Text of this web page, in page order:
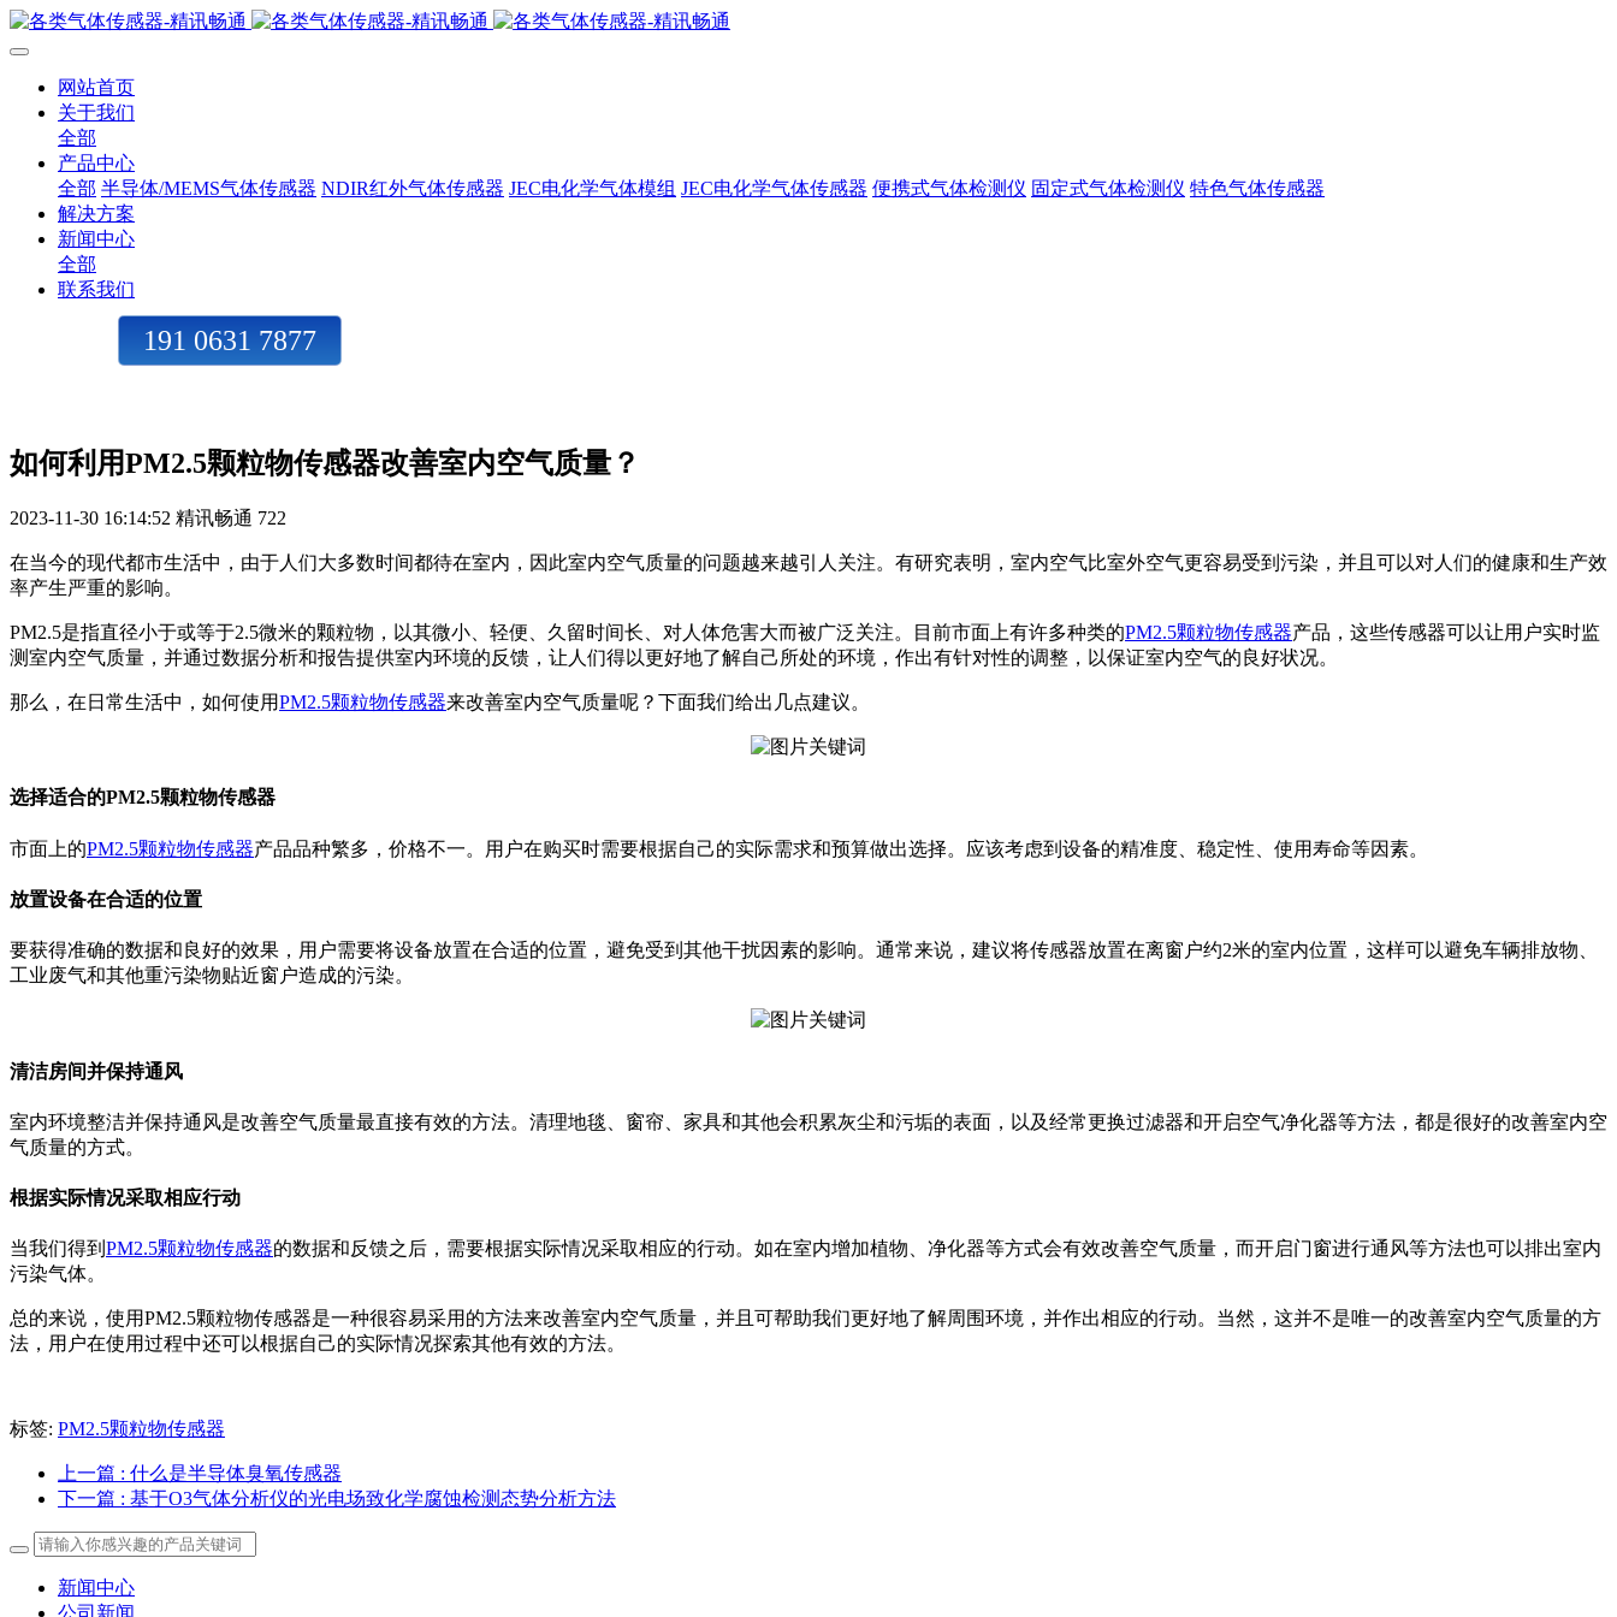
网站首页
关于我们
全部
产品中心
全部 半导体/MEMS气体传感器 NDIR红外气体传感器 JEC电化学气体模组 JEC电化学气体传感器 便携式气体检测仪 固定式气体检测仪 特色气体传感器
解决方案
新闻中心
全部
联系我们
191 0631 7877
如何利用PM2.5颗粒物传感器改善室内空气质量？
2023-11-30 16:14:52 精讯畅通 722
在当今的现代都市生活中，由于人们大多数时间都待在室内，因此室内空气质量的问题越来越引人关注。有研究表明，室内空气比室外空气更容易受到污染，并且可以对人们的健康和生产效
率产生严重的影响。
PM2.5是指直径小于或等于2.5微米的颗粒物，以其微小、轻便、久留时间长、对人体危害大而被广泛关注。目前市面上有许多种类的PM2.5颗粒物传感器产品，这些传感器可以让用户实时监
测室内空气质量，并通过数据分析和报告提供室内环境的反馈，让人们得以更好地了解自己所处的环境，作出有针对性的调整，以保证室内空气的良好状况。
那么，在日常生活中，如何使用PM2.5颗粒物传感器来改善室内空气质量呢？下面我们给出几点建议。
选择适合的PM2.5颗粒物传感器
市面上的PM2.5颗粒物传感器产品品种繁多，价格不一。用户在购买时需要根据自己的实际需求和预算做出选择。应该考虑到设备的精准度、稳定性、使用寿命等因素。
放置设备在合适的位置
要获得准确的数据和良好的效果，用户需要将设备放置在合适的位置，避免受到其他干扰因素的影响。通常来说，建议将传感器放置在离窗户约2米的室内位置，这样可以避免车辆排放物、
工业废气和其他重污染物贴近窗户造成的污染。
清洁房间并保持通风
室内环境整洁并保持通风是改善空气质量最直接有效的方法。清理地毯、窗帘、家具和其他会积累灰尘和污垢的表面，以及经常更换过滤器和开启空气净化器等方法，都是很好的改善室内空
气质量的方式。
根据实际情况采取相应行动
当我们得到 PM2.5颗粒物传感器的数据和反馈之后，需要根据实际情况采取相应的行动。如在室内增加植物、净化器等方式会有效改善空气质量，而开启门窗进行通风等方法也可以排出室内
污染气体。
总的来说，使用PM2.5颗粒物传感器是一种很容易采用的方法来改善室内空气质量，并且可帮助我们更好地了解周围环境，并作出相应的行动。当然，这并不是唯一的改善室内空气质量的方
法，用户在使用过程中还可以根据自己的实际情况探索其他有效的方法。
标签: PM2.5颗粒物传感器​
上一篇 : 什么是半导体臭氧传感器
下一篇 : 基于O3气体分析仪的光电场致化学腐蚀检测态势分析方法
新闻中心